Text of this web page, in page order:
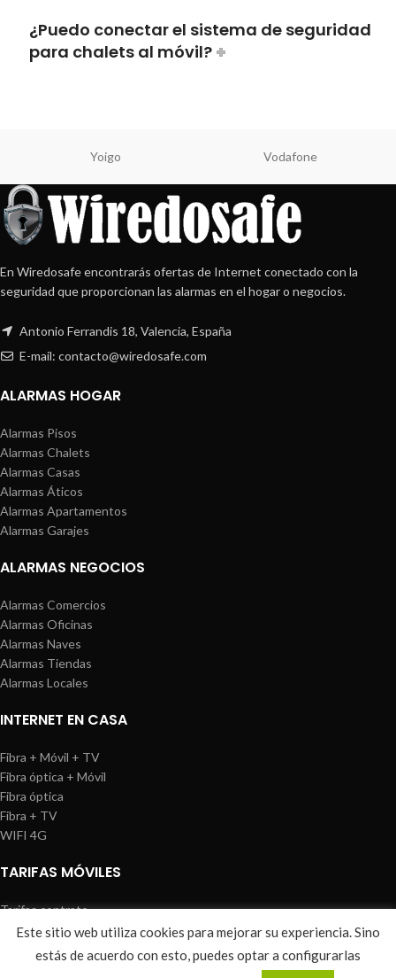
¿Puedo conectar el sistema de seguridad
para chalets al móvil?
Yoigo Vodafone
En Wiredosafe encontrarás ofertas de Internet conectado con la
seguridad que proporcionan las alarmas en el hogar o negocios.
Antonio Ferrandis 18, Valencia, España
E-mail: contacto@wiredosafe.com
ALARMAS HOGAR
Alarmas Pisos
Alarmas Chalets
Alarmas Casas
Alarmas Áticos
Alarmas Apartamentos
Alarmas Garajes
ALARMAS NEGOCIOS
Alarmas Comercios
Alarmas Oficinas
Alarmas Naves
Alarmas Tiendas
Alarmas Locales
INTERNET EN CASA
Fibra + Móvil + TV
Fibra óptica + Móvil
Fibra óptica
Fibra + TV
WIFI 4G
TARIFAS MÓVILES
Tarifas contrato
Tarifas prepago
WIREDOSAFE Aviso Legal Política de Cookies |Sitemap
Este sitio web utiliza cookies para mejorar su experiencia. Sino
estás de acuerdo con esto, puedes optar a configurarlas